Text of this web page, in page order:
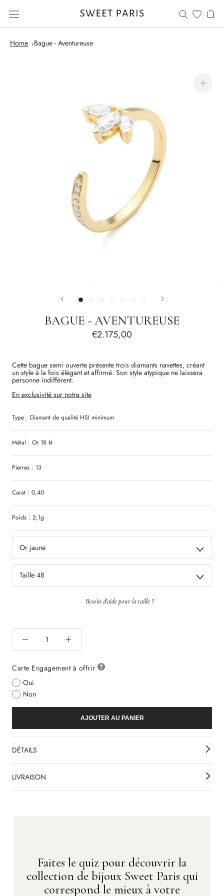
content
Home
Bague - Aventureuse
BAGUE - AVENTUREUSE
€2.175,00
Cette bague semi ouverte présente trois diamants navettes, créant
un style à la fois élégant et affirmé. Son style atypique ne laissera
personne indifférent.
En exclusivité sur notre site
Type : Diamant de qualité HSI minimum
Métal : Or 18 kt
Pierres : 13
Carat : 0,40
Poids : 2,1g
Or jaune
Taille 48
Besoin d'aide pour la taille ?
Carte Engagement à offrir
Oui
Non
AJOUTER AU PANIER
DÉTAILS
LIVRAISON
Faites le quiz pour découvrir la
collection de bijoux Sweet Paris qui
correspond le mieux à votre